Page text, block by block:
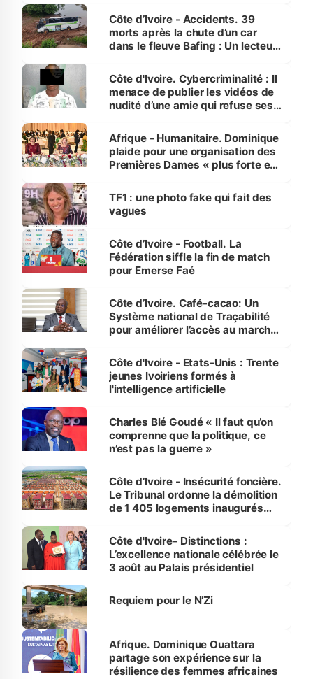
Côte d’Ivoire - Accidents. 39
morts après la chute d’un car
dans le fleuve Bafing : Un lecteur
des Transports
Côte d'Ivoire. Cybercriminalité : Il
menace de publier les vidéos de
nudité d’une amie qui refuse ses
Afrique - Humanitaire. Dominique
plaide pour une organisation des
Premières Dames « plus forte et
sur la scène internationale »
TF1 : une photo fake qui fait des
vagues
Côte d’Ivoire - Football. La
Fédération siffle la fin de match
pour Emerse Faé
Côte d’Ivoire. Café-cacao: Un
Système national de Traçabilité
pour améliorer l’accès au marché
Côte d'Ivoire - Etats-Unis : Trente
jeunes Ivoiriens formés à
l'intelligence artificielle
Charles Blé Goudé « Il faut qu’on
comprenne que la politique, ce
n’est pas la guerre »
Côte d’Ivoire - Insécurité foncière.
Le Tribunal ordonne la démolition
de 1 405 logements inaugurés
Bassam
Côte d'Ivoire- Distinctions :
L’excellence nationale célébrée le
3 août au Palais présidentiel
Requiem pour le N’Zi
Afrique. Dominique Ouattara
partage son expérience sur la
résilience des femmes africaines